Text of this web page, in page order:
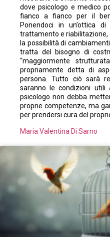
dove psicologo e medico
fianco a fianco per il
Ponendoci in un’ottica
trattamento e riabilitazione,
la possibilità di
tratta del bisogno di
“maggiormente
propriamente detta di
persona. Tutto ciò sarà
saranno le condizioni
psicologo non debba
proprie competenze, ma
per prendersi cura del
Maria Valentina Di Sarno